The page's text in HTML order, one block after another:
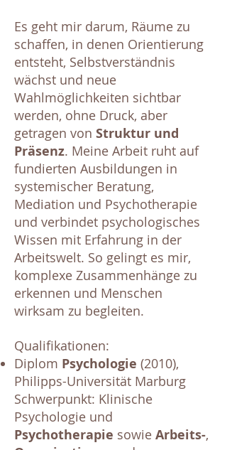
Es geht mir darum, Räume zu
schaffen, in denen Orientierung
entsteht, Selbstverständnis
wächst und neue
Wahlmöglichkeiten sichtbar
werden, ohne Druck, aber
getragen von Struktur und
Präsenz. Meine Arbeit ruht auf
fundierten Ausbildungen in
systemischer Beratung,
Mediation und Psychotherapie
und verbindet psychologisches
Wissen mit Erfahrung in der
Arbeitswelt. So gelingt es mir,
komplexe Zusammenhänge zu
erkennen und Menschen
wirksam zu begleiten.
Qualifikationen:
Diplom Psychologie (2010),
Philipps-Universität Marburg
Schwerpunkt: Klinische
Psychologie und
Psychotherapie sowie Arbeits-,